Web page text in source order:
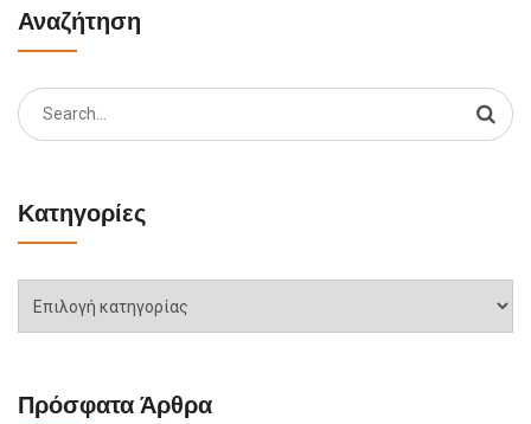
Αναζήτηση
Search
for:
Κατηγορίες
Πρόσφατα Άρθρα